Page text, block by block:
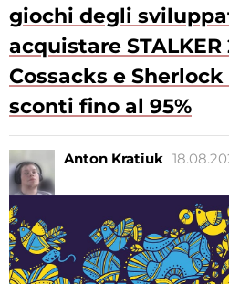
giochi degli
acquistare
Cossacks e
sconti fino al 95%
Anton Kratiuk